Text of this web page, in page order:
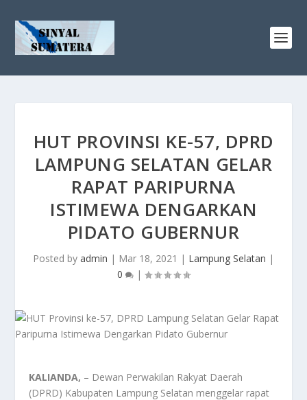
HUT PROVINSI KE-57, DPRD
LAMPUNG SELATAN GELAR
RAPAT PARIPURNA
ISTIMEWA DENGARKAN
PIDATO GUBERNUR
Posted by admin | Mar 18, 2021 | Lampung Selatan |
0
|
KALIANDA, – Dewan Perwakilan Rakyat Daerah
(DPRD) Kabupaten Lampung Selatan menggelar rapat